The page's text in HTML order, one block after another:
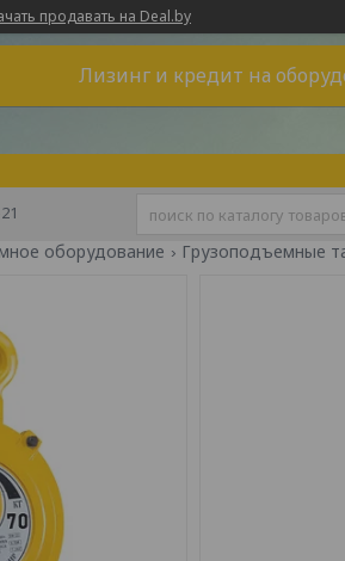
продавать на Deal.by
Лизинг и кредит на
оборудование Грузоподъемные